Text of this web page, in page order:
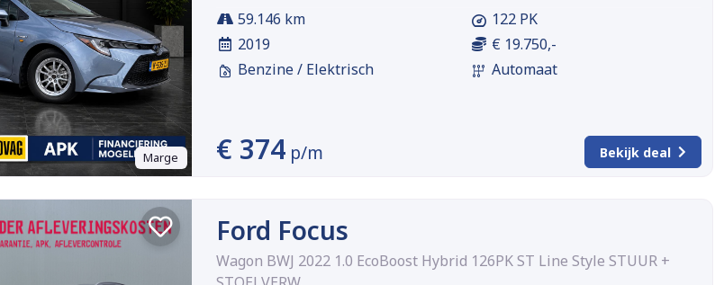
Marge
59.146 km
2019
Benzine / Elektrisch
122 PK
€ 19.750,-
Automaat
€ 374 p/m Bekijk deal
Ford Focus
Wagon BWJ 2022 1.0 EcoBoost Hybrid 126PK ST Line Style STUUR +